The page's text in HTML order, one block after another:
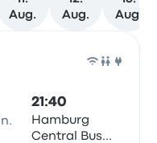
Aug.
Aug.
Aug.
21:40
Hamburg
Central Bus